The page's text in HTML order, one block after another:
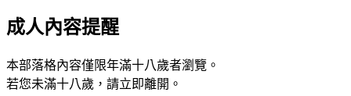
成人內容提醒
本部落格內容僅限年滿十八歲者瀏覽。
若您未滿十八歲，請立即離開。